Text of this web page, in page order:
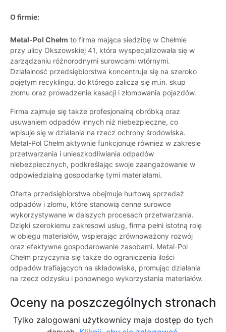
O firmie:
Metal-Pol Chełm to firma mająca siedzibę w Chełmie
przy ulicy Okszowskiej 41, która wyspecjalizowała się w
zarządzaniu różnorodnymi surowcami wtórnymi.
Działalność przedsiębiorstwa koncentruje się na szeroko
pojętym recyklingu, do którego zalicza się m.in. skup
złomu oraz prowadzenie kasacji i złomowania pojazdów.
Firma zajmuje się także profesjonalną obróbką oraz
usuwaniem odpadów innych niż niebezpieczne, co
wpisuje się w działania na rzecz ochrony środowiska.
Metal-Pol Chełm aktywnie funkcjonuje również w zakresie
przetwarzania i unieszkodliwiania odpadów
niebezpiecznych, podkreślając swoje zaangażowanie w
odpowiedzialną gospodarkę tymi materiałami.
Oferta przedsiębiorstwa obejmuje hurtową sprzedaż
odpadów i złomu, które stanowią cenne surowce
wykorzystywane w dalszych procesach przetwarzania.
Dzięki szerokiemu zakresowi usług, firma pełni istotną rolę
w obiegu materiałów, wspierając zrównoważony rozwój
oraz efektywne gospodarowanie zasobami. Metal-Pol
Chełm przyczynia się także do ograniczenia ilości
odpadów trafiających na składowiska, promując działania
na rzecz odzysku i ponownego wykorzystania materiałów.
Oceny na poszczególnych stronach
Tylko zalogowani użytkownicy maja dostęp do tych